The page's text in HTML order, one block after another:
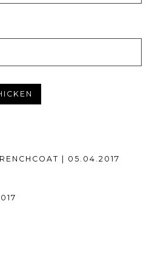
| 05.04.2017